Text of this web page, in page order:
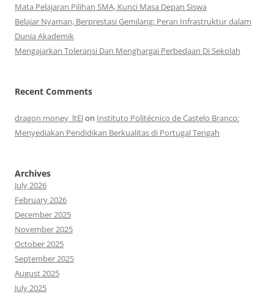
Mata Pelajaran Pilihan SMA, Kunci Masa Depan Siswa
Belajar Nyaman, Berprestasi Gemilang: Peran Infrastruktur dalam
Dunia Akademik
Mengajarkan Toleransi Dan Menghargai Perbedaan Di Sekolah
Recent Comments
dragon money_ltElon Instituto Politécnico de Castelo Branco:
Menyediakan Pendidikan Berkualitas di Portugal Tengah
Archives
July 2026
February 2026
December 2025
November 2025
October 2025
September 2025
August 2025
July 2025